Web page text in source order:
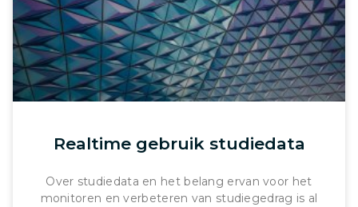
Realtime gebruik studiedata
Over studiedata en het belang ervan voor het
monitoren en verbeteren van studiegedrag is al